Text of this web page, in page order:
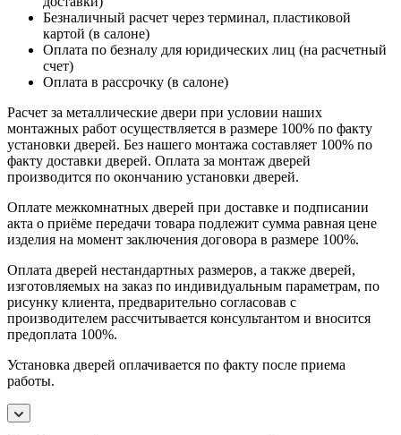
Безналичный расчет через терминал, пластиковой
картой (в салоне)
Оплата по безналу для юридических лиц (на расчетный
счет)
Оплата в рассрочку (в салоне)
Расчет за металлические двери при условии наших
монтажных работ осуществляется в размере 100% по факту
установки дверей. Без нашего монтажа составляет 100% по
факту доставки дверей. Оплата за монтаж дверей
производится по окончанию установки дверей.
Оплате межкомнатных дверей при доставке и подписании
акта о приёме передачи товара подлежит сумма равная цене
изделия на момент заключения договора в размере 100%.
Оплата дверей нестандартных размеров, а также дверей,
изготовляемых на заказ по индивидуальным параметрам, по
рисунку клиента, предварительно согласовав с
производителем рассчитывается консультантом и вносится
предоплата 100%.
Установка дверей оплачивается по факту после приема
работы.